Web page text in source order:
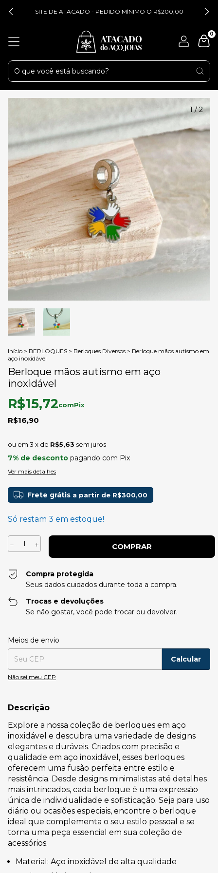
SITE DE ATACADO - PEDIDO MÍNIMO O R$200,00
0
1/2
Início > BERLOQUES > Berloques Diversos > Berloque mãos autismo em
aço inoxidável
Berloque mãos autismo em aço
inoxidável
R$16,90
R$15,72comPix
3 x de R$5,63 sem juros
7% de desconto pagando com Pix
Ver mais detalhes
Frete grátis a partir de R$300,00
Só restam 3 em estoque!
Compra protegida
Seus dados cuidados durante toda a compra.
Trocas e devoluções
Se não gostar, você pode trocar ou devolver.
Entregas para o CEP:
Meios de envio
Calcular
Não sei meu CEP
Descrição
Explore a nossa coleção de berloques em aço
inoxidável e descubra uma variedade de designs
elegantes e duráveis. Criados com precisão e
qualidade em aço inoxidável, esses berloques
oferecem uma fusão perfeita entre estilo e
resistência. Desde designs minimalistas até detalhes
mais intrincados, cada berloque é uma expressão
única de individualidade e sofisticação. Seja para uso
diário ou ocasiões especiais, encontre o berloque
ideal que complementa o seu estilo pessoal e se
torna uma peça essencial em sua coleção de
acessórios.
Material: Aço inoxidável de alta qualidade